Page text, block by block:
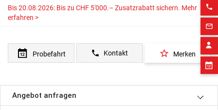
phone
mail_outline
Bis 20.08.2026: Bis zu CHF 5'000.– Zusatzrabatt sichern. Mehr
erfahren >
Probefahrt phone Kontakt star_border Merken
Angebot anfragen